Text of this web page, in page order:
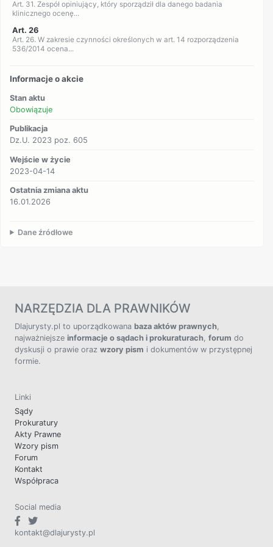
Art. 31. Zespół opiniujący, który sporządził dla danego badania
klinicznego ocenę...
Art. 26
Art. 26. W zakresie czynności określonych w art. 14 rozporządzenia
536/2014 ocena...
Informacje o akcie
Stan aktu
Obowiązuje
Publikacja
Dz.U. 2023 poz. 605
Wejście w życie
2023-04-14
Ostatnia zmiana aktu
16.01.2026
Dane źródłowe
NARZĘDZIA DLA PRAWNIKÓW
Dlajurysty.pl to uporządkowana baza aktów prawnych,
najważniejsze informacje o sądach i prokuraturach, forum do
dyskusji o prawie oraz wzory pism i dokumentów w przystępnej
formie.
Linki
Sądy
Prokuratury
Akty Prawne
Wzory pism
Forum
Kontakt
Współpraca
Social media
kontakt@dlajurysty.pl